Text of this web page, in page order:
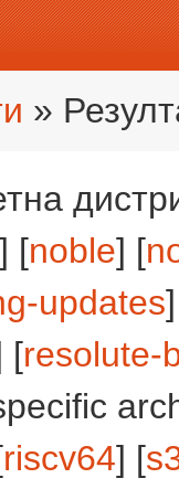
»
] [noble] [
updates
[resolute-
riscv64] [